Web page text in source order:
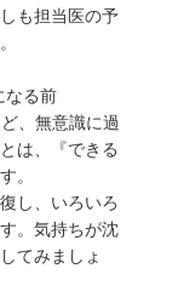
も担当医の予
なる前
、無意識に過
は、『できる
。
し、いろいろ
。気持ちが沈
てみましょ